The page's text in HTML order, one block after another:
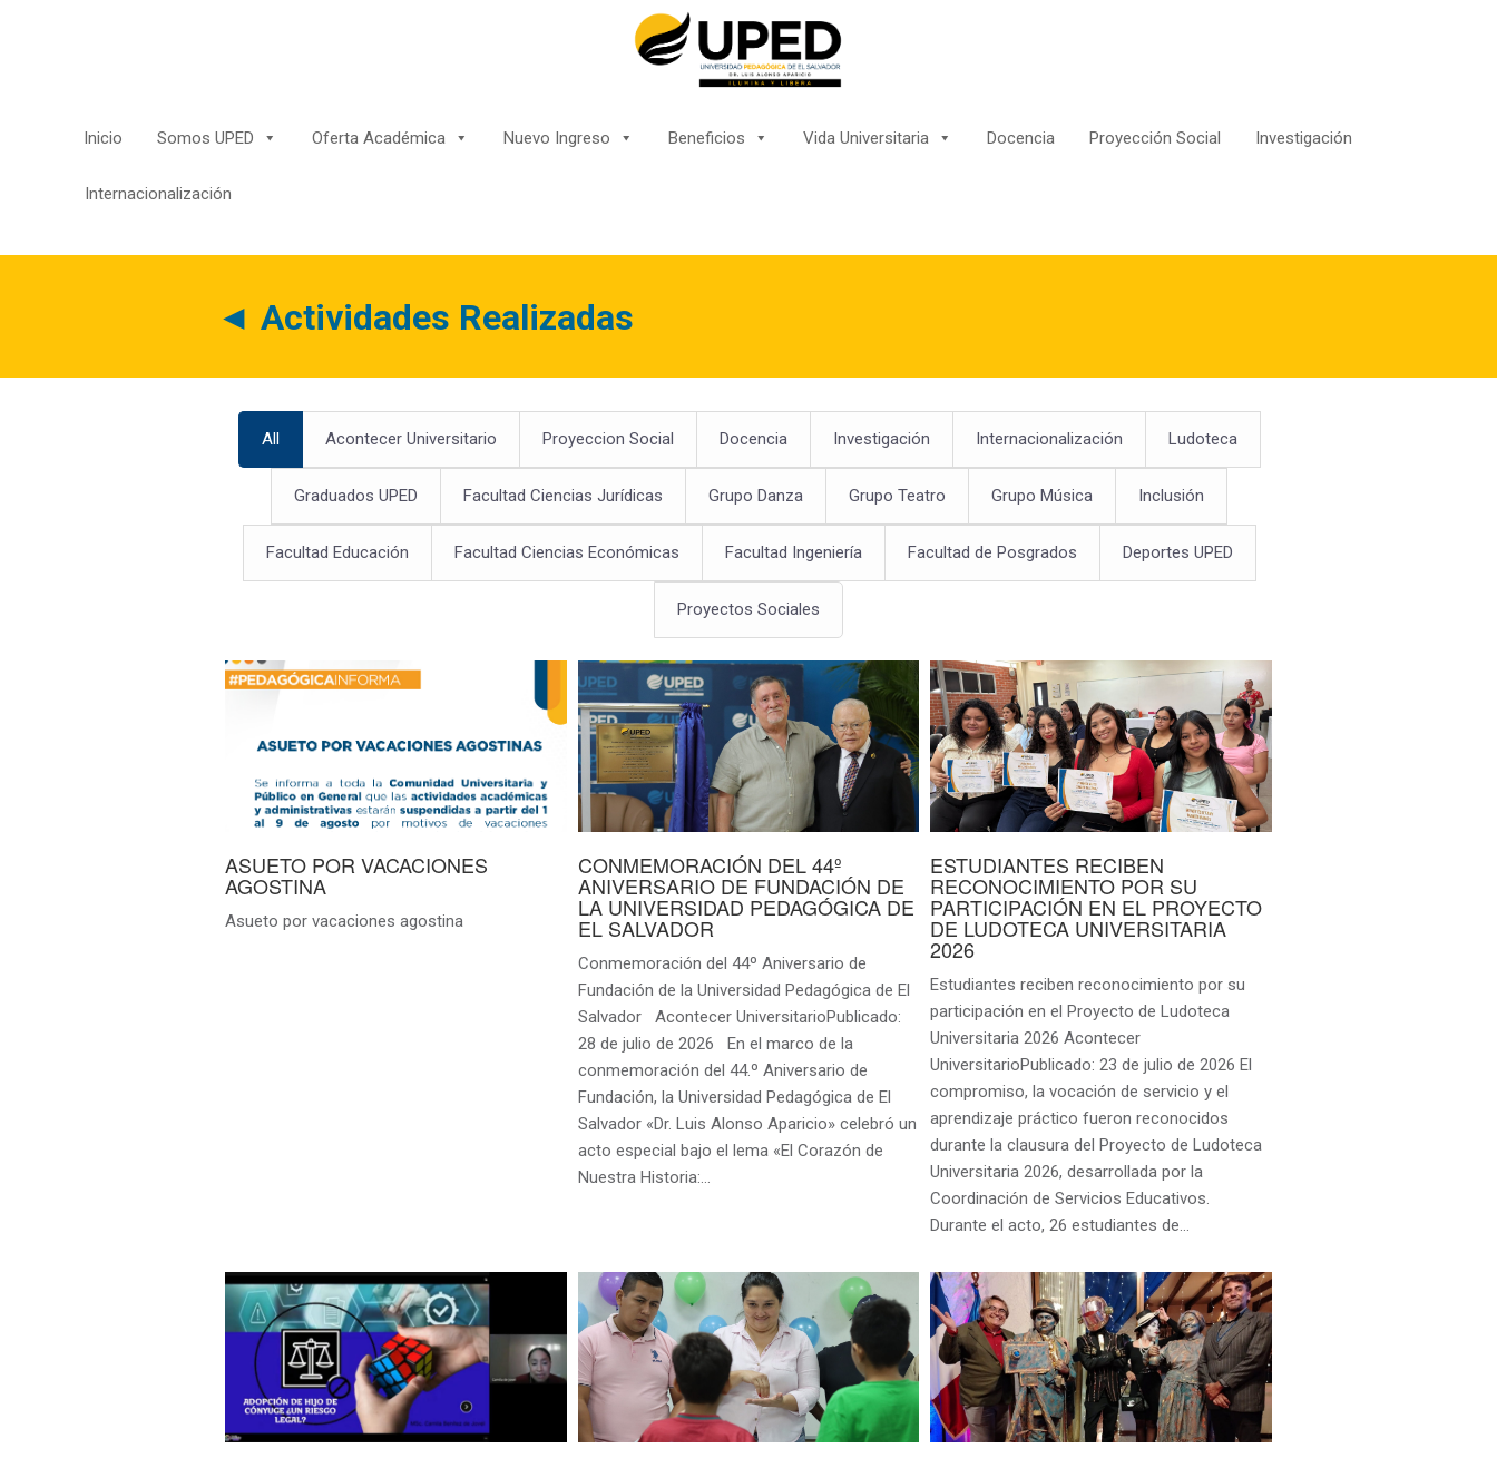
Inicio Somos UPED Oferta Académica Nuevo Ingreso Beneficios Vida Universitaria Docencia Proyección Social Investigación
Internacionalización
◄Actividades Realizadas
All Acontecer Universitario Proyeccion Social Docencia Investigación Internacionalización Ludoteca
Graduados UPED Facultad Ciencias Jurídicas Grupo Danza Grupo Teatro Grupo Música Inclusión
Facultad Educación Facultad Ciencias Económicas Facultad Ingeniería Facultad de Posgrados Deportes UPED
Proyectos Sociales
ASUETO POR VACACIONES
AGOSTINA
Asueto por vacaciones agostina
CONMEMORACIÓN DEL 44º
ANIVERSARIO DE FUNDACIÓN DE
LA UNIVERSIDAD PEDAGÓGICA DE
EL SALVADOR
Conmemoración del 44º Aniversario de
Fundación de la Universidad Pedagógica de El
Salvador Acontecer UniversitarioPublicado:
28 de julio de 2026 En el marco de la
conmemoración del 44.º Aniversario de
Fundación, la Universidad Pedagógica de El
Salvador «Dr. Luis Alonso Aparicio» celebró un
acto especial bajo el lema «El Corazón de
Nuestra Historia:…
ESTUDIANTES RECIBEN
RECONOCIMIENTO POR SU
PARTICIPACIÓN EN EL PROYECTO
DE LUDOTECA UNIVERSITARIA
2026
Estudiantes reciben reconocimiento por su
participación en el Proyecto de Ludoteca
Universitaria 2026 Acontecer
UniversitarioPublicado: 23 de julio de 2026 El
compromiso, la vocación de servicio y el
aprendizaje práctico fueron reconocidos
durante la clausura del Proyecto de Ludoteca
Universitaria 2026, desarrollada por la
Coordinación de Servicios Educativos.
Durante el acto, 26 estudiantes de…